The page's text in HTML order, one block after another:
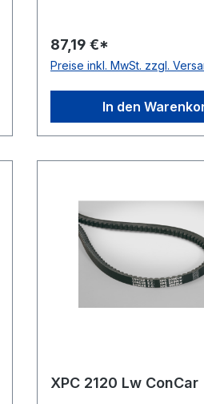
ConCar Ausführung
formgezahnt
Zugstrang Polyester
Höhe 18mm
87,19 €*
Preise inkl. MwSt. zzgl.
In den
XPC 2120 Lw ConCar